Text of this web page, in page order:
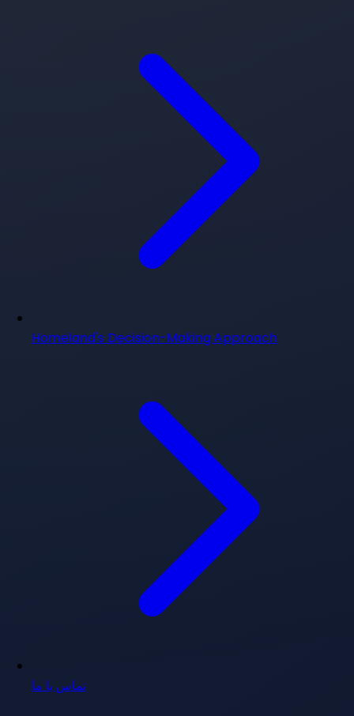
Homeland's Decision-Making Approach
تماس با ما